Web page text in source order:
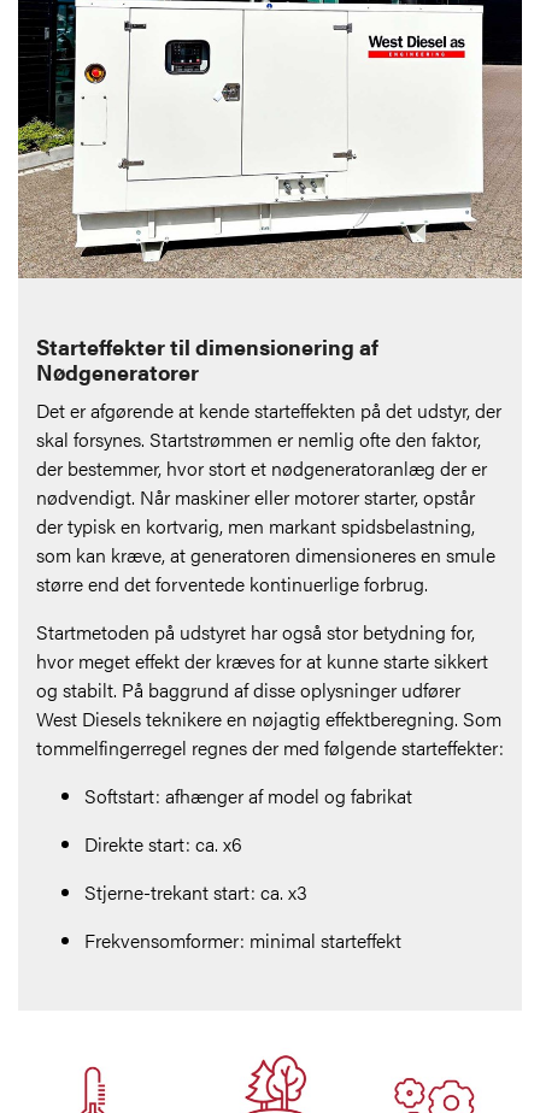
Starteffekter til dimensionering af
Nødgeneratorer
Det er afgørende at kende starteffekten på det udstyr, der
skal forsynes. Startstrømmen er nemlig ofte den faktor,
der bestemmer, hvor stort et nødgeneratoranlæg der er
nødvendigt. Når maskiner eller motorer starter, opstår
der typisk en kortvarig, men markant spidsbelastning,
som kan kræve, at generatoren dimensioneres en smule
større end det forventede kontinuerlige forbrug.
Startmetoden på udstyret har også stor betydning for,
hvor meget effekt der kræves for at kunne starte sikkert
og stabilt. På baggrund af disse oplysninger udfører
West Diesels teknikere en nøjagtig effektberegning. Som
tommelfingerregel regnes der med følgende starteffekter:
Softstart: afhænger af model og fabrikat
Direkte start: ca. x6
Stjerne-trekant start: ca. x3
Frekvensomformer: minimal starteffekt